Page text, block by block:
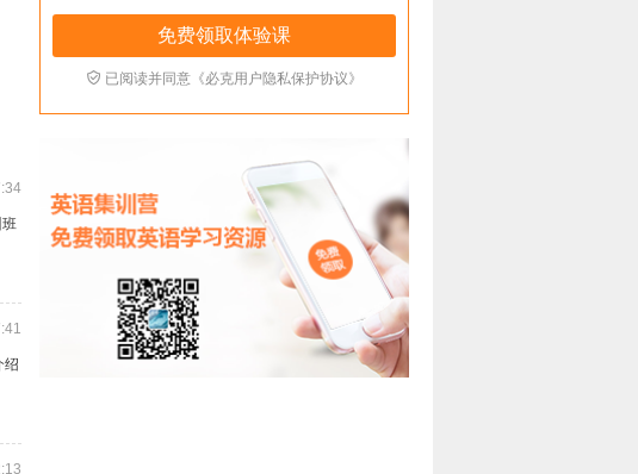
 已阅读并同意《必克用户隐私保护协议》
绍